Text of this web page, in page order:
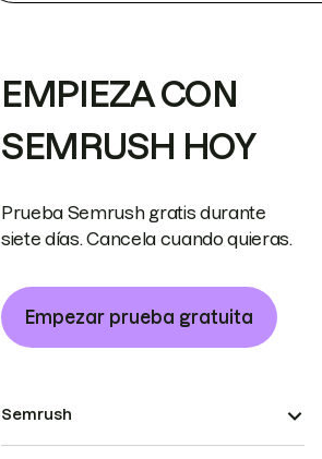
EMPIEZA CON
SEMRUSH HOY
Prueba Semrush gratis durante
siete días. Cancela cuando quieras.
Empezar prueba gratuita
Semrush